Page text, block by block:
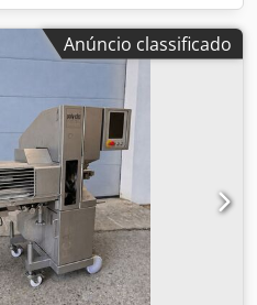
Anúncio classificado